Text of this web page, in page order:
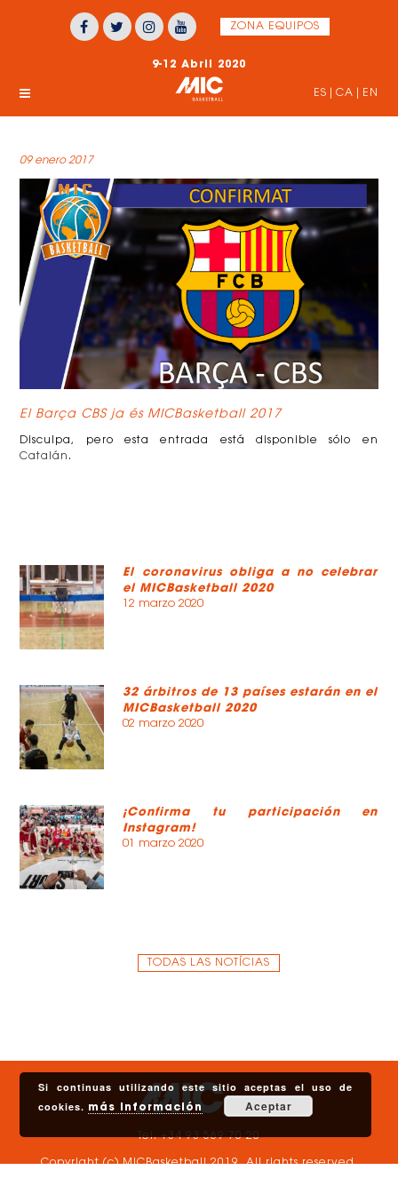
ZONA EQUIPOS
9-12 Abril 2020
ES CA EN
09 enero 2017
El Barça CBS ja és MICBasketball 2017
Disculpa, pero esta entrada está disponible sólo en
Catalán .
El coronavirus obliga a no celebrar
el MICBasketball 2020
12 marzo 2020
32 árbitros de 13 países estarán en el
MICBasketball 2020
02 marzo 2020
¡Confirma tu participación en
Instagram!
01 marzo 2020
TODAS LAS NOTÍCIAS
Tel. +34 93 589 70 20
Copyright (c) MICBasketball 2019. All rights reserved.
Si continuas utilizando este sitio aceptas el uso de
cookies. más información Aceptar